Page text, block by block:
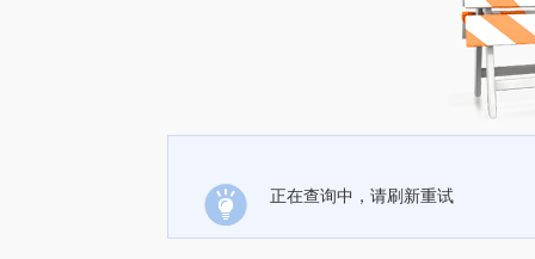
正在查询中，请刷新重试